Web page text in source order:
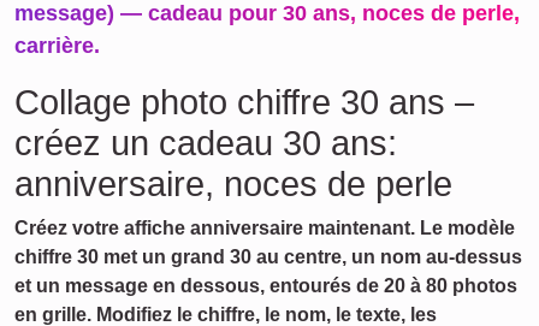
message) — cadeau pour 30 ans, noces de perle,
carrière.
Collage photo chiffre 30 ans –
créez un cadeau 30 ans:
anniversaire, noces de perle
Créez votre affiche anniversaire maintenant. Le modèle
chiffre 30 met un grand 30 au centre, un nom au‑dessus
et un message en dessous, entourés de 20 à 80 photos
en grille. Modifiez le chiffre, le nom, le texte, les